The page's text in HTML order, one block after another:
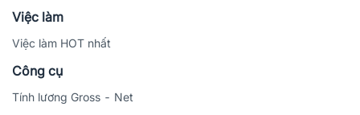
Việc làm
Việc làm HOT nhất
Công cụ
Tính lương Gross - Net